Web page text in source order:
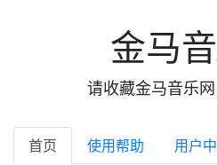
金马
请收藏金马音乐网
首页 使用帮助 用户